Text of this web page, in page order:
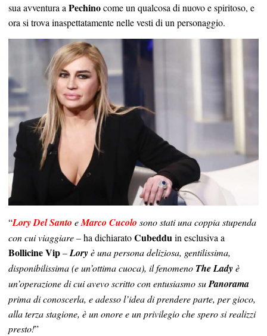
sua avventura aPechinocome un qualcosa di nuovo e spiritoso, e
ora si trova inaspettatamente nelle vesti di un personaggio.
“Lory Del Santo eMarco Cucolo sono stati una coppia stupenda
con cui viaggiare –ha dichiaratoCubedduin esclusiva a
Bollicine Vip–Loryè una persona deliziosa, gentilissima,
disponibilissima (e un’ottima cuoca), il fenomeno The Ladyè
un’operazione di cui avevo scritto con entusiasmo suPanorama
prima di conoscerla, e adesso l’idea di prendere parte, per gioco,
alla terza stagione, è un onore e un privilegio che spero si realizzi
presto!”